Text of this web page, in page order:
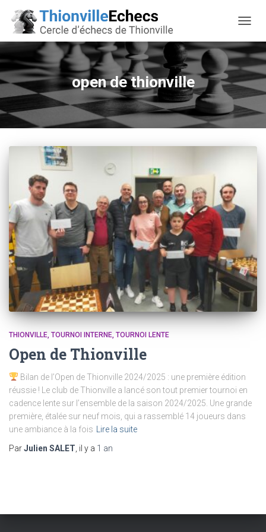
open de thionville
THIONVILLE TOURNOI INTERNE TOURNOI LENTE
Open de Thionville
Bilan de l’Open de Thionville 2024/2025 : une première édition
réussie ! Le club de Thionville a lancé son tout premier tournoi en
cadence lente sur l’ensemble de la saison 2024/2025. Une grande
première, étalée sur neuf mois, qui a rassemblé 14 joueurs dans
une ambiance à la fois
Lire la suite
ParJulien SALET , il y a 1 an